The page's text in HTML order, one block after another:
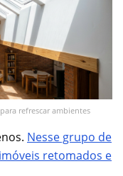
refrescar ambientes
Nesse grupo de
retomados e